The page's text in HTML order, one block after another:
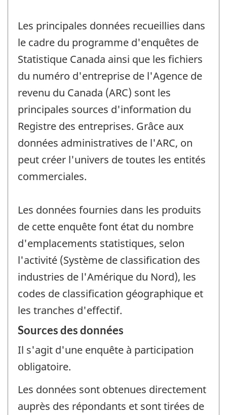
Les principales données recueillies dans
le cadre du programme d'enquêtes de
Statistique Canada ainsi que les fichiers
du numéro d'entreprise de l'Agence de
revenu du Canada (ARC) sont les
principales sources d'information du
Registre des entreprises. Grâce aux
données administratives de l'ARC, on
peut créer l'univers de toutes les entités
commerciales.
Les données fournies dans les produits
de cette enquête font état du nombre
d'emplacements statistiques, selon
l'activité (Système de classification des
industries de l'Amérique du Nord), les
codes de classification géographique et
les tranches d'effectif.
Sources des données
Il s'agit d'une enquête à participation
obligatoire.
Les données sont obtenues directement
auprès des répondants et sont tirées de